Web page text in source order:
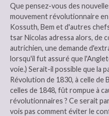
Que pensez-vous des
mouvement révolutionnaire
Kossuth, Bem et d'autres
tsar Nicolas adressa alors, de
autrichien, une demande
lorsqu'il fut assuré que
voie.) Serait-il possible que la
Révolution de 1830, à celle
celles de 1848, fût rompue à
révolutionnaires ? Ce serait
vois pas comment éviter le